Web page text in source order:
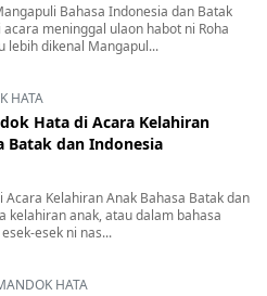
Bahasa Indonesia dan Batak
meninggal ulaon habot ni Roha
lebih dikenal Mangapul...
HATA
Hata di Acara Kelahiran
Batak dan Indonesia
Acara Kelahiran Anak Bahasa Batak dan
kelahiran anak, atau dalam bahasa
esek ni nas...
HATA